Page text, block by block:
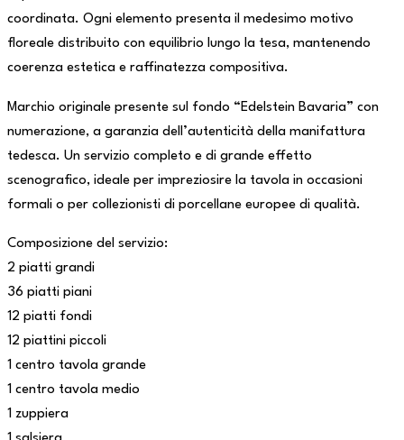
coordinata. Ogni elemento presenta il medesimo motivo
floreale distribuito con equilibrio lungo la tesa, mantenendo
coerenza estetica e raffinatezza compositiva.
Marchio originale presente sul fondo “Edelstein Bavaria” con
numerazione, a garanzia dell’autenticità della manifattura
tedesca. Un servizio completo e di grande effetto
scenografico, ideale per impreziosire la tavola in occasioni
formali o per collezionisti di porcellane europee di qualità.
Composizione del servizio:
2 piatti grandi
36 piatti piani
12 piatti fondi
12 piattini piccoli
1 centro tavola grande
1 centro tavola medio
1 zuppiera